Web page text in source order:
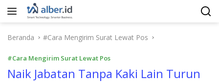
Langsung
Beranda
#Cara Mengirim Surat Lewat Pos
#Cara Mengirim Surat Lewat Pos
Naik Jabatan Tanpa Kaki Lain Turun